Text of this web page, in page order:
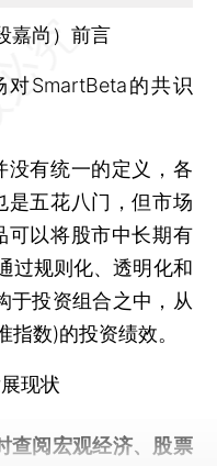
嘉尚）前言
SmartBeta的共识
有统一的定义，各
是五花八门，但市场
可以将股市中长期有
过规则化、透明化和
于投资组合之中，从
数)的投资绩效。
现状
查阅宏观经济、股票